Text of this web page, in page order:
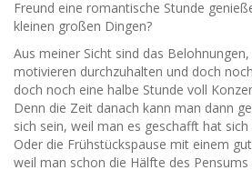
Freund eine romantische Stunde
kleinen großen Dingen?
Aus meiner Sicht sind das
motivieren durchzuhalten und doch
doch noch eine halbe Stunde voll
Denn die Zeit danach kann man dann
sich sein, weil man es geschafft hat
Oder die Frühstückspause mit einem
weil man schon die Hälfte des